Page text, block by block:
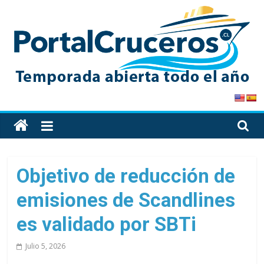
content
PortalCruceros
Toda
la
de
cruceros
en
solo
Objetivo de reducción de
emisiones de Scandlines
es validado por SBTi
Julio 5, 2026